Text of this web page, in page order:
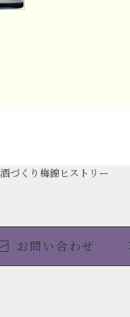
づくり梅錦ヒストリー
お問い合わせ